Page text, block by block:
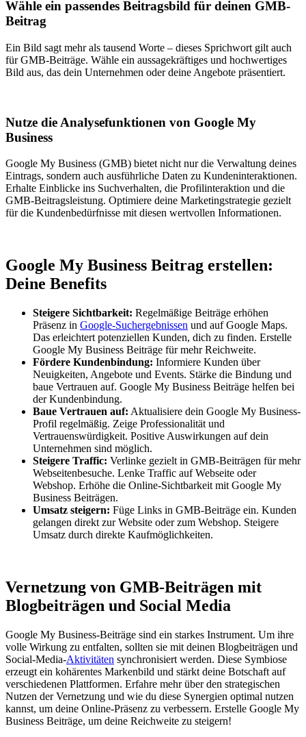
Wähle ein passendes Beitragsbild für deinen GMB-
Beitrag
Ein Bild sagt mehr als tausend Worte – dieses Sprichwort gilt auch
für GMB-Beiträge. Wähle ein aussagekräftiges und hochwertiges
Bild aus, das dein Unternehmen oder deine Angebote präsentiert.
Nutze die Analysefunktionen von Google My
Business
Google My Business (GMB) bietet nicht nur die Verwaltung deines
Eintrags, sondern auch ausführliche Daten zu Kundeninteraktionen.
Erhalte Einblicke ins Suchverhalten, die Profilinteraktion und die
GMB-Beitragsleistung. Optimiere deine Marketingstrategie gezielt
für die Kundenbedürfnisse mit diesen wertvollen Informationen.
Google My Business Beitrag erstellen:
Deine Benefits
Steigere Sichtbarkeit: Regelmäßige Beiträge erhöhen
Präsenz in Google-Suchergebnissen und auf Google Maps.
Das erleichtert potenziellen Kunden, dich zu finden. Erstelle
Google My Business Beiträge für mehr Reichweite.
Fördere Kundenbindung: Informiere Kunden über
Neuigkeiten, Angebote und Events. Stärke die Bindung und
baue Vertrauen auf. Google My Business Beiträge helfen bei
der Kundenbindung.
Baue Vertrauen auf: Aktualisiere dein Google My Business-
Profil regelmäßig. Zeige Professionalität und
Vertrauenswürdigkeit. Positive Auswirkungen auf dein
Unternehmen sind möglich.
Steigere Traffic: Verlinke gezielt in GMB-Beiträgen für mehr
Webseitenbesuche. Lenke Traffic auf Webseite oder
Webshop. Erhöhe die Online-Sichtbarkeit mit Google My
Business Beiträgen.
Umsatz steigern: Füge Links in GMB-Beiträge ein. Kunden
gelangen direkt zur Website oder zum Webshop. Steigere
Umsatz durch direkte Kaufmöglichkeiten.
Vernetzung von GMB-Beiträgen mit
Blogbeiträgen und Social Media
Google My Business-Beiträge sind ein starkes Instrument. Um ihre
volle Wirkung zu entfalten, sollten sie mit deinen Blogbeiträgen und
Social-Media-Aktivitäten synchronisiert werden. Diese Symbiose
erzeugt ein kohärentes Markenbild und stärkt deine Botschaft auf
verschiedenen Plattformen. Erfahre mehr über den strategischen
Nutzen der Vernetzung und wie du diese Synergien optimal nutzen
kannst, um deine Online-Präsenz zu verbessern. Erstelle Google My
Business Beiträge, um deine Reichweite zu steigern!